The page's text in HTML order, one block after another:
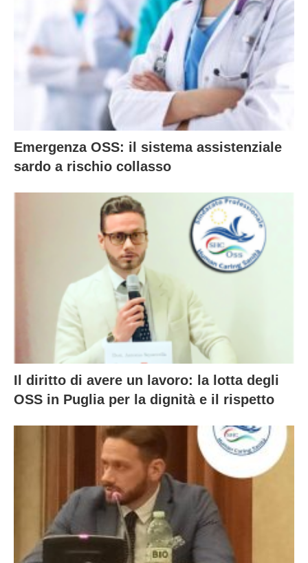
Emergenza OSS: il sistema assistenziale
sardo a rischio collasso
Il diritto di avere un lavoro: la lotta degli
OSS in Puglia per la dignità e il rispetto